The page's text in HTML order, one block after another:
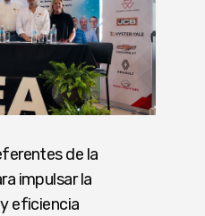
de la
impulsar la
eficiencia